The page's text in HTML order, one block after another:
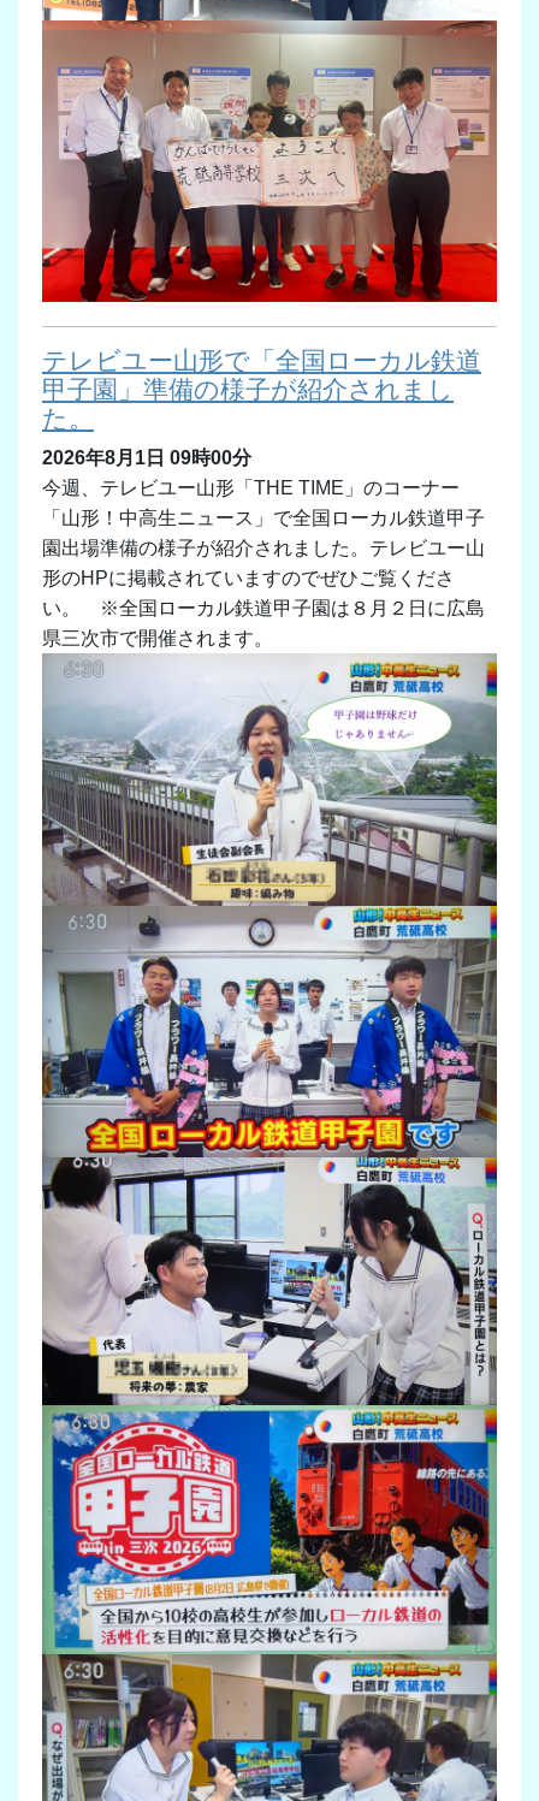
テレビユー山形で「全国ローカル鉄道
甲子園」準備の様子が紹介されまし
た。
2026年8月1日 09時00分
今週、テレビユー山形「THE TIME」のコーナー
「山形！中高生ニュース」で全国ローカル鉄道甲子
園出場準備の様子が紹介されました。テレビユー山
形のHPに掲載されていますのでぜひご覧くださ
い。 ※全国ローカル鉄道甲子園は８月２日に広島
県三次市で開催されます。